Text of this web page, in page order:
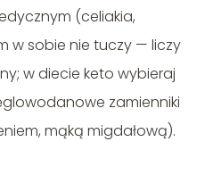
(celiakia,
w sobie nie tuczy — liczy
w diecie keto wybieraj
zamienniki
mąką migdałową).